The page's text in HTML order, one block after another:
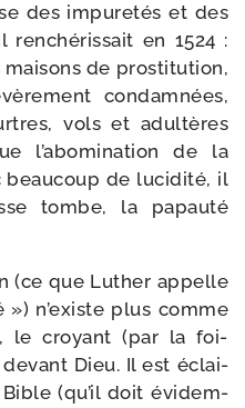
des impu­re­tés et des
ren­ché­ris­sait en 1524 :
de pros­ti­tu­tion,
condam­nées,
vols et adul­tères
l’abomination de la
beau­coup de luci­di­té, il
tombe, la papau­té
(ce que Luther appelle
n’existe plus comme
le croyant (par la foi-​
Dieu. Il est éclai­
(qu’il doit évi­dem­